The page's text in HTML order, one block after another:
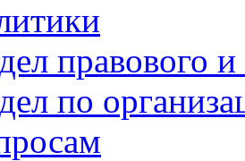
правового
по